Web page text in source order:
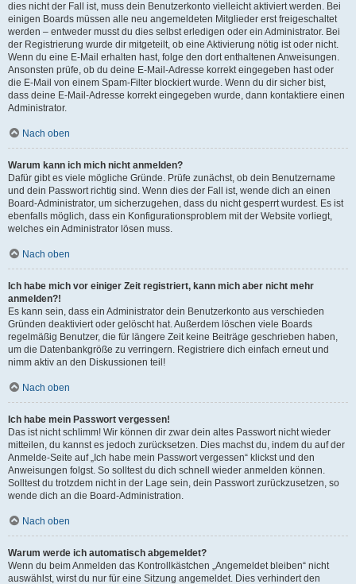
dies nicht der Fall ist, muss dein Benutzerkonto vielleicht aktiviert werden. Bei
einigen Boards müssen alle neu angemeldeten Mitglieder erst freigeschaltet
werden – entweder musst du dies selbst erledigen oder ein Administrator. Bei
der Registrierung wurde dir mitgeteilt, ob eine Aktivierung nötig ist oder nicht.
Wenn du eine E-Mail erhalten hast, folge den dort enthaltenen Anweisungen.
Ansonsten prüfe, ob du deine E-Mail-Adresse korrekt eingegeben hast oder
die E-Mail von einem Spam-Filter blockiert wurde. Wenn du dir sicher bist,
dass deine E-Mail-Adresse korrekt eingegeben wurde, dann kontaktiere einen
Administrator.
Nach oben
Warum kann ich mich nicht anmelden?
Dafür gibt es viele mögliche Gründe. Prüfe zunächst, ob dein Benutzername
und dein Passwort richtig sind. Wenn dies der Fall ist, wende dich an einen
Board-Administrator, um sicherzugehen, dass du nicht gesperrt wurdest. Es ist
ebenfalls möglich, dass ein Konfigurationsproblem mit der Website vorliegt,
welches ein Administrator lösen muss.
Nach oben
Ich habe mich vor einiger Zeit registriert, kann mich aber nicht mehr
anmelden?!
Es kann sein, dass ein Administrator dein Benutzerkonto aus verschieden
Gründen deaktiviert oder gelöscht hat. Außerdem löschen viele Boards
regelmäßig Benutzer, die für längere Zeit keine Beiträge geschrieben haben,
um die Datenbankgröße zu verringern. Registriere dich einfach erneut und
nimm aktiv an den Diskussionen teil!
Nach oben
Ich habe mein Passwort vergessen!
Das ist nicht schlimm! Wir können dir zwar dein altes Passwort nicht wieder
mitteilen, du kannst es jedoch zurücksetzen. Dies machst du, indem du auf der
Anmelde-Seite auf „Ich habe mein Passwort vergessen“ klickst und den
Anweisungen folgst. So solltest du dich schnell wieder anmelden können.
Solltest du trotzdem nicht in der Lage sein, dein Passwort zurückzusetzen, so
wende dich an die Board-Administration.
Nach oben
Warum werde ich automatisch abgemeldet?
Wenn du beim Anmelden das Kontrollkästchen „Angemeldet bleiben“ nicht
auswählst, wirst du nur für eine Sitzung angemeldet. Dies verhindert den